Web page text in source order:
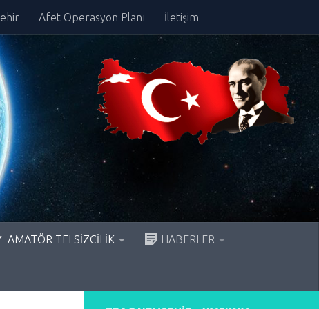
Afet Operasyon Planı İletişim
AMATÖR TELSİZCİLİK HABERLER